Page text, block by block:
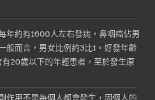
年約有1600人左右發病，鼻咽癌佔男
般而言，男女比例約3比1。好發年齡
20歲以下的年輕患者，至於發生原